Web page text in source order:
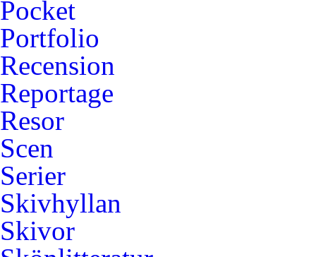
Pocket
Portfolio
Recension
Reportage
Resor
Scen
Serier
Skivhyllan
Skivor